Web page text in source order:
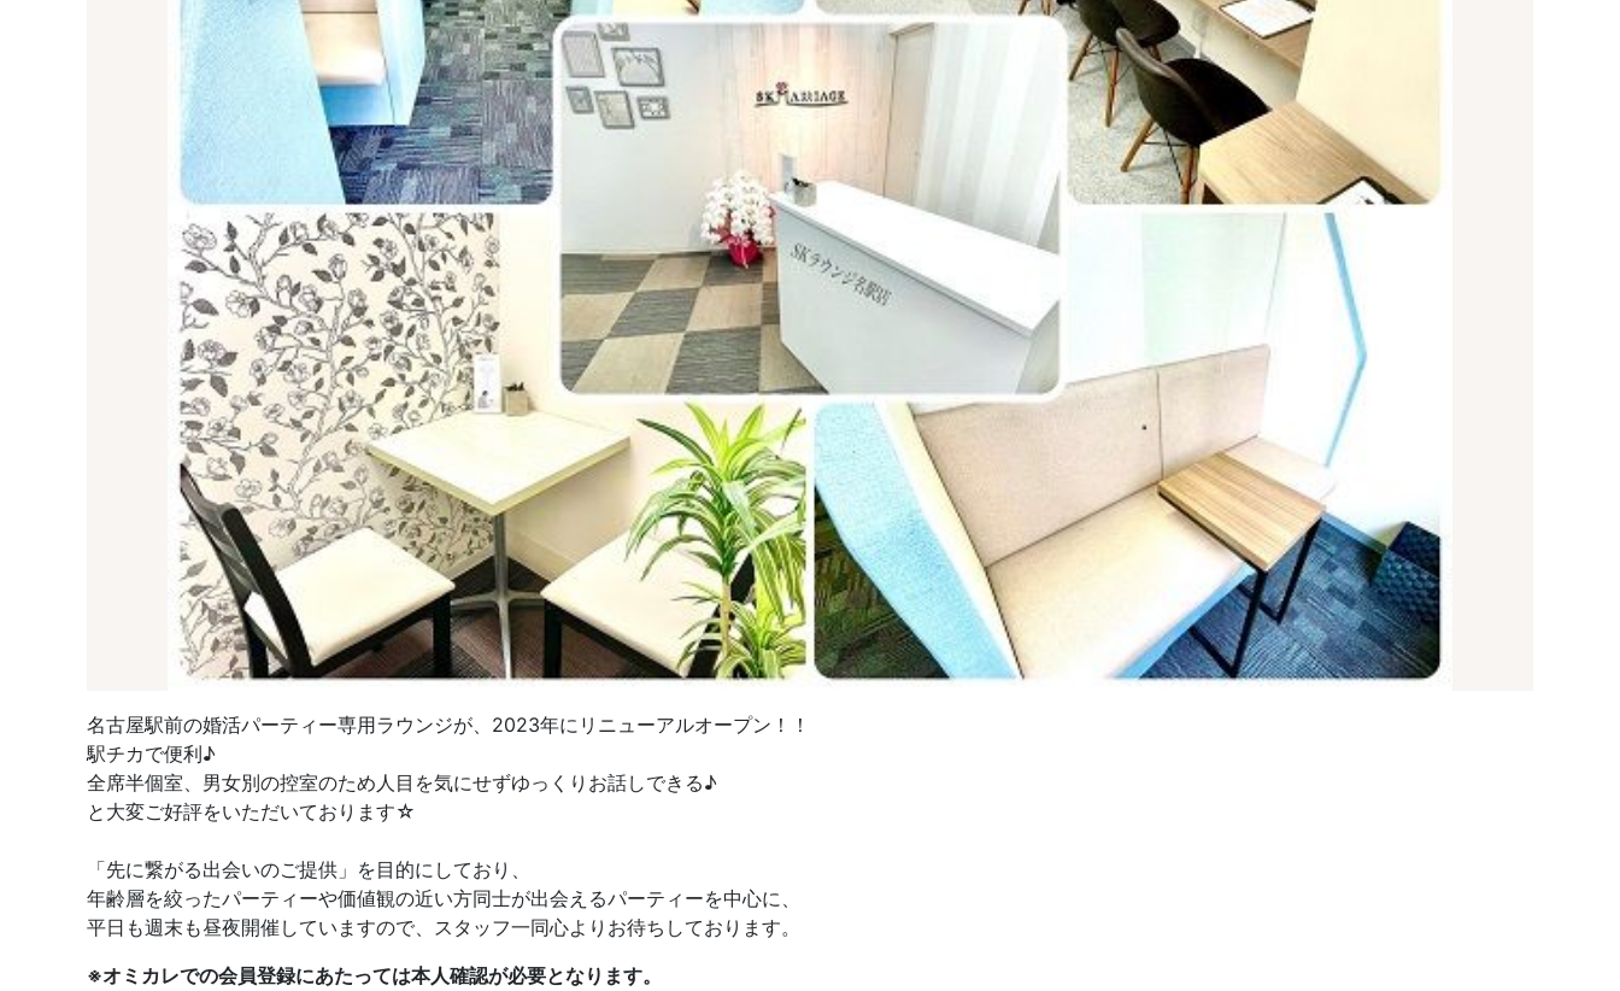
名古屋駅前の婚活パーティー専用ラウンジが、2023年にリニューアルオープン！！
駅チカで便利♪
全席半個室、男女別の控室のため人目を気にせずゆっくりお話しできる♪
と大変ご好評をいただいております☆
「先に繋がる出会いのご提供」を目的にしており、
年齢層を絞ったパーティーや価値観の近い方同士が出会えるパーティーを中心に、
平日も週末も昼夜開催していますので、スタッフ一同心よりお待ちしております。
※オミカレでの会員登録にあたっては本人確認が必要となります。